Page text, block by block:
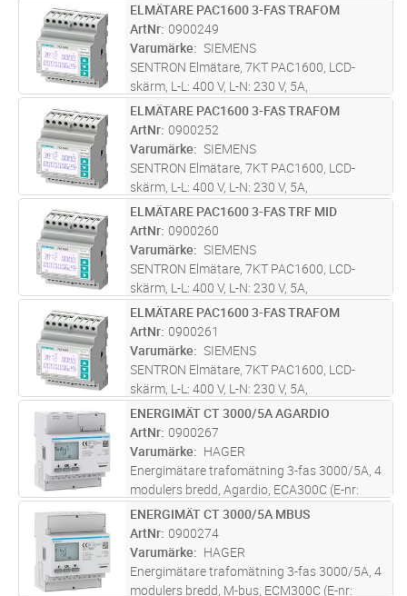
ST Lägg i kundvagn
ELMÄTARE PAC1600 3-FAS TRAFOM
ArtNr 0900249
Varumärke
SIEMENS
SENTRON Elmätare, 7KT PAC1600, LCD-
skärm, L-L: 400 V, L-N: 230 V, 5A,
trafomätning, 3-fas, M-Bus, DIN-montage, 4
MW
ST Lägg i kundvagn
ELMÄTARE PAC1600 3-FAS TRAFOM
ArtNr 0900252
Varumärke
SIEMENS
SENTRON Elmätare, 7KT PAC1600, LCD-
skärm, L-L: 400 V, L-N: 230 V, 5A,
trafomätning, 3-fas, Modbus RTU/ASCII, DIN-
montage, 4 MW
ST Lägg i kundvagn
ELMÄTARE PAC1600 3-FAS TRF MID
ArtNr 0900260
Varumärke
SIEMENS
SENTRON Elmätare, 7KT PAC1600, LCD-
skärm, L-L: 400 V, L-N: 230 V, 5A,
trafomätning, 3-fas, M-Bus + MID, DIN-
montage, 4 MW
ST Lägg i kundvagn
ELMÄTARE PAC1600 3-FAS TRAFOM
ArtNr 0900261
Varumärke
SIEMENS
SENTRON Elmätare, 7KT PAC1600, LCD-
skärm, L-L: 400 V, L-N: 230 V, 5A,
trafomätning, 3-fas, pulsmätare (S0), DIN-
montage, 4 MW
ST Lägg i kundvagn
ENERGIMÄT CT 3000/5A AGARDIO
ArtNr 0900267
Varumärke
HAGER
Energimätare trafomätning 3-fas 3000/5A, 4
modulers bredd, Agardio, ECA300C (E-nr:
0900267). Denna fyrkvadratiska Agardio
mätare mäter den aktiva och reaktiva energin
som används i en elektrisk insta
ST Lägg i kundvagn
ENERGIMÄT CT 3000/5A MBUS
ArtNr 0900274
Varumärke
HAGER
Energimätare trafomätning 3-fas 3000/5A, 4
modulers bredd, M-bus, ECM300C (E-nr: